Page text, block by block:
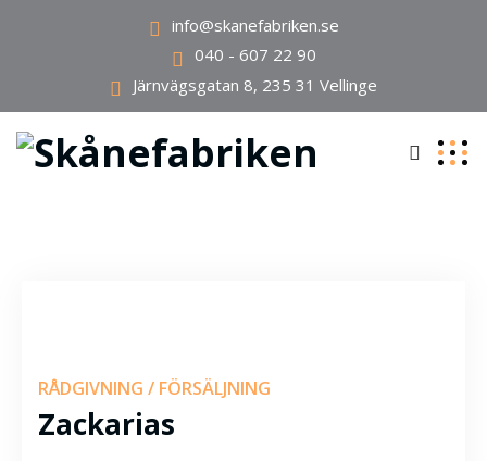
info@skanefabriken.se
040 - 607 22 90
Järnvägsgatan 8, 235 31 Vellinge
RÅDGIVNING / FÖRSÄLJNING
Zackarias